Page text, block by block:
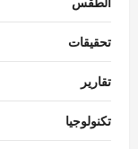
تحقيقات
تقارير
تكنولوجيا